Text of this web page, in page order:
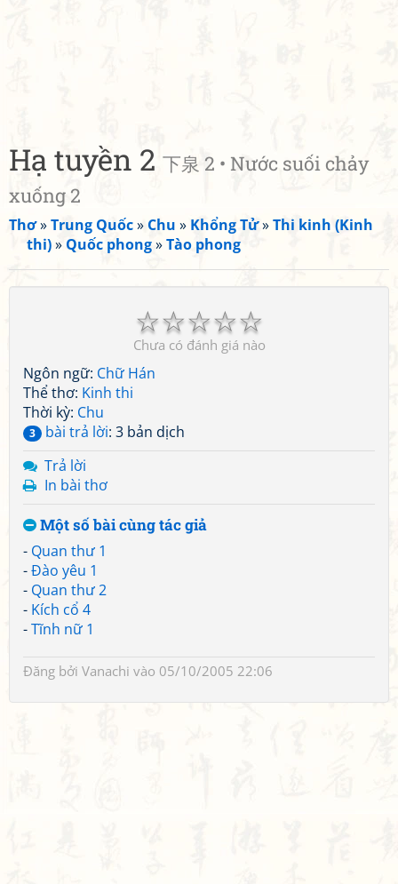
Hạ tuyền 2 下泉 2 • Nước suối chảy
xuống 2
Thơ»Trung Quốc» Chu » Khổng Tử»Thi kinh (Kinh
thi)» Quốc phong»Tào phong
☆
☆
☆
☆
☆
Chưa có đánh giá nào
Ngôn ngữ: Chữ Hán
Thể thơ: Kinh thi
Thời kỳ: Chu
3 bài trả lời: 3 bản dịch
Trả lời
In bài thơ
Một số bài cùng tác giả
- Quan thư 1
-Đào yêu 1
- Quan thư 2
- Kích cổ 4
-Tĩnh nữ 1
Đăng bởi Vanachi vào 05/10/2005 22:06